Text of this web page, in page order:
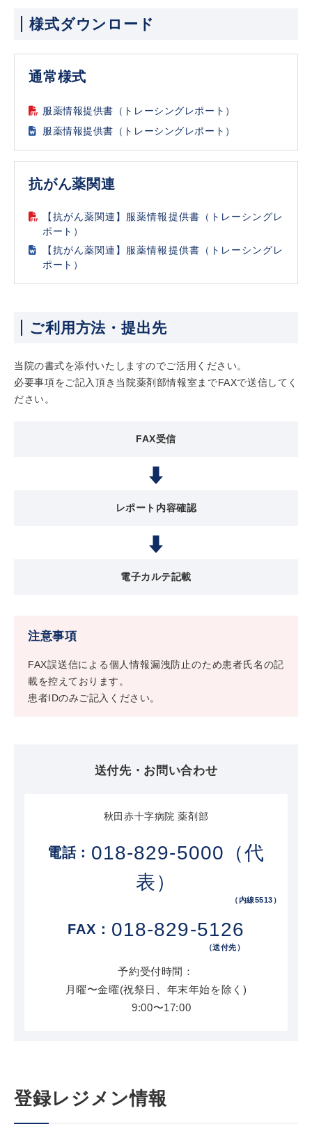
様式ダウンロード
通常様式
服薬情報提供書（トレーシングレポート）
服薬情報提供書（トレーシングレポート）
抗がん薬関連
【抗がん薬関連】服薬情報提供書（トレーシングレ
ポート）
【抗がん薬関連】服薬情報提供書（トレーシングレ
ポート）
ご利用方法・提出先
当院の書式を添付いたしますのでご活用ください。
必要事項をご記入頂き当院薬剤部情報室までFAXで送信してく
ださい。
FAX受信
レポート内容確認
電子カルテ記載
注意事項
FAX誤送信による個人情報漏洩防止のため患者氏名の記
載を控えております。
患者IDのみご記入ください。
送付先・お問い合わせ
秋田赤十字病院 薬剤部
018-829-5000（代
表）
（内線5513）
018-829-5126
（送付先）
予約受付時間：
月曜〜金曜(祝祭日、年末年始を除く)
9:00〜17:00
登録レジメン情報